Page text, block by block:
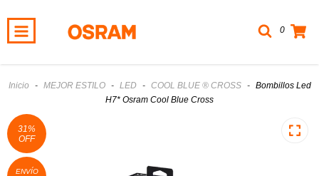
0
Inicio - MEJOR ESTILO - LED - COOL BLUE ® CROSS -
Bombillos Led
H7* Osram Cool Blue Cross
31%
OFF
ENVÍO